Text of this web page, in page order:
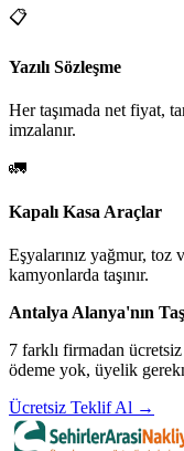
📋
Yazılı Sözleşme
Her taşımada net fiyat,
imzalanır.
🚛
Kapalı Kasa Araçlar
Eşyalarınız yağmur, toz
kamyonlarda taşınır.
Antalya Alanya'nın
7 farklı firmadan
ödeme yok, üyelik
Ücretsiz Teklif Al →